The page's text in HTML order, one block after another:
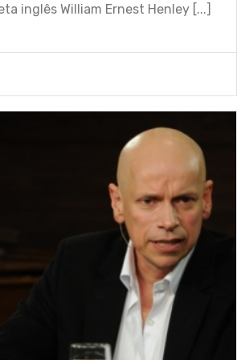
inglês William Ernest Henley [...]